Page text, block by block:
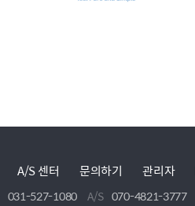
A/S 센터 문의하기 관리자
031-527-1080 A/S 070-4821-3777